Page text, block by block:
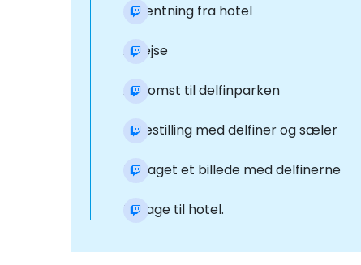
Afhentning fra hotel
Afrejse
Ankomst til delfinparken
Forestilling med delfiner og sæler
Få taget et billede med delfinerne
Tilbage til hotel.